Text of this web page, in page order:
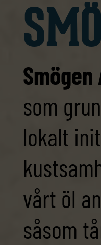
Smögen
som
lokalt
vårt öl
såsom